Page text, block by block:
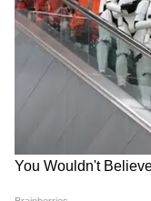
भारत नेट:
वर्ल्डवाइड:
फैसला: Average
बड़ी ओपनिंग
CM Pushkar